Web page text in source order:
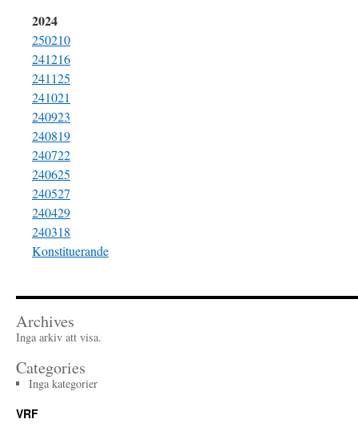
2024
250210
241216
241125
241021
240923
240819
240722
240625
240527
240429
240318
Konstituerande
Archives
Inga arkiv att visa.
Categories
Inga kategorier
VRF